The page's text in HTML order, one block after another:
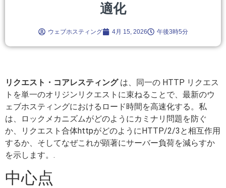
適化
ウェブホスティング 4月 15, 2026 午後3時5分
リクエスト・コアレスティングは、同一の HTTP リクエス
トを単一のオリジンリクエストに束ねることで、最新のウ
ェブホスティングにおけるロード時間を高速化する。私
は、ロックメカニズムがどのようにカミナリ問題を防ぐ
か、リクエスト合体httpがどのようにHTTP/2/3と相互作用
するか、そしてなぜこれが顕著にサーバー負荷を減らすか
を示します。.
中心点